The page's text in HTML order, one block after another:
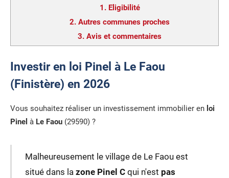
1. Eligibilité
2. Autres communes proches
3. Avis et commentaires
Investir en loi Pinel à Le Faou
(Finistère) en 2026
Vous souhaitez réaliser un investissement immobilier en loi
Pinel à Le Faou (29590) ?
Malheureusement le village de Le Faou est
situé dans la zone Pinel Cqui n'est pas